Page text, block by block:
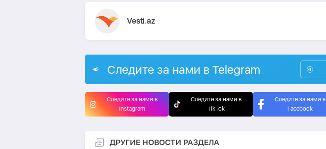
Vesti.az
Следите за нами в Telegram
Следите за нами в
Instagram
Следите за нами в
TikTok
Следите за нами в
Facebook
ДРУГИЕ НОВОСТИ РАЗДЕЛА